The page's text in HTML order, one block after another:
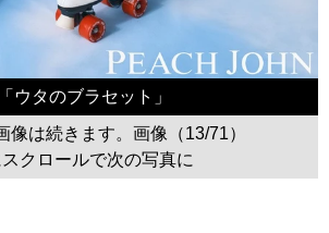
ウタのブラセット」
像は続きます。画像（13/71）
スクロールで次の写真に